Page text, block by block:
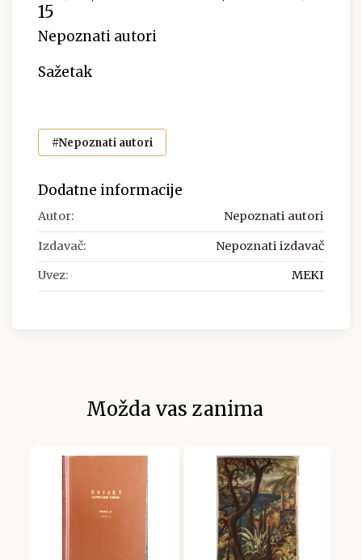
15
Nepoznati autori
Sažetak
#Nepoznati autori
Dodatne informacije
Autor: Nepoznati autori
Izdavač: Nepoznati izdavač
Uvez: MEKI
Možda vas zanima